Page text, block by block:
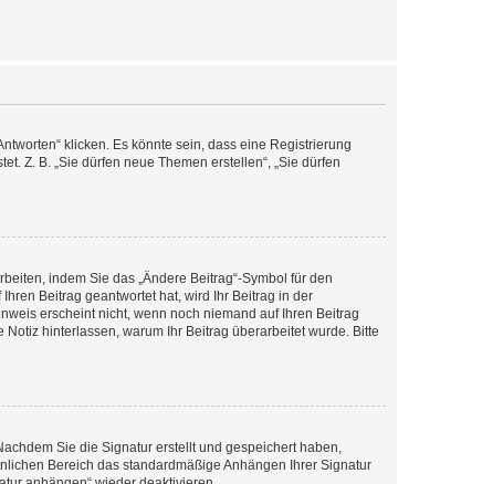
klicken. Es könnte sein, dass eine Registrierung
Z. B. „Sie dürfen neue Themen erstellen“, „Sie dürfen
indem Sie das „Ändere Beitrag“-Symbol für den
Beitrag geantwortet hat, wird Ihr Beitrag in der
erscheint nicht, wenn noch niemand auf Ihren Beitrag
hinterlassen, warum Ihr Beitrag überarbeitet wurde. Bitte
Sie die Signatur erstellt und gespeichert haben,
Bereich das standardmäßige Anhängen Ihrer Signatur